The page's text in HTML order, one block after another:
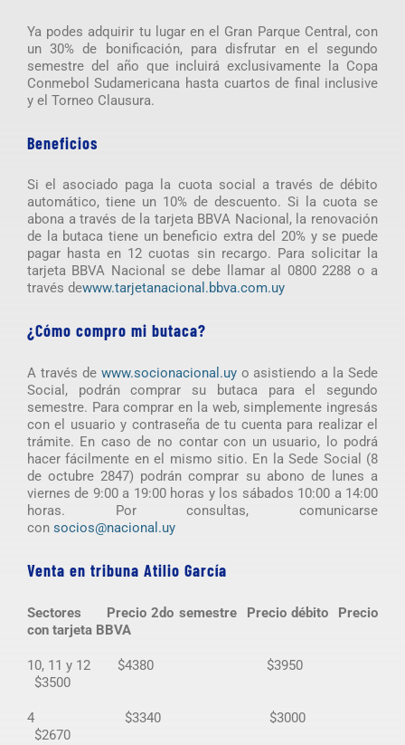
Ya podes adquirir tu lugar en el Gran Parque Central, con
un 30% de bonificación, para disfrutar en el segundo
semestre del año que incluirá exclusivamente la Copa
Conmebol Sudamericana hasta cuartos de final inclusive
y el Torneo Clausura.
Beneficios
Si el asociado paga la cuota social a través de débito
automático, tiene un 10% de descuento. Si la cuota se
abona a través de la tarjeta BBVA Nacional, la renovación
de la butaca tiene un beneficio extra del 20% y se puede
pagar hasta en 12 cuotas sin recargo. Para solicitar la
tarjeta BBVA Nacional se debe llamar al 0800 2288 o a
través dewww.tarjetanacional.bbva.com.uy
¿Cómo compro mi butaca?
A través de www.socionacional.uyo asistiendo a la Sede
Social, podrán comprar su butaca para el segundo
semestre. Para comprar en la web, simplemente ingresás
con el usuario y contraseña de tu cuenta para realizar el
trámite. En caso de no contar con un usuario, lo podrá
hacer fácilmente en el mismo sitio. En la Sede Social (8
de octubre 2847) podrán comprar su abono de lunes a
viernes de 9:00 a 19:00 horas y los sábados 10:00 a 14:00
horas. Por consultas, comunicarse
con socios@nacional.uy
Venta en tribuna Atilio García
Sectores Precio 2do semestre Precio débito Precio
con tarjeta BBVA
10, 11 y 12 $4380 $3950
$3500
4 $3340 $3000
$2670